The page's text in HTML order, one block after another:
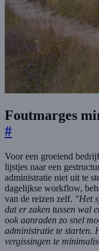
Foutmarges
#
Voor een groeiend
lijstjes naar een
administratie niet uit te
dagelijkse workflow,
van de reizen zelf. "Het
dat er zaken tussen wal
ook aanraden zo snel
administratie te starten.
vergissingen te